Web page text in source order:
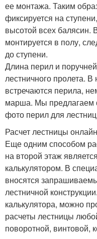
ее монтажа. Таким
фиксируется на
высотой всех балясин.
монтируется в полу,
до ступени.
Длина перил и
лестничного пролета.
встречаются перила,
марша. Мы предлагаем
фото перил для
Расчет лестницы
Еще одним способом
на второй этаж
калькулятором. В
вносятся
лестничной
калькулятора, можно
расчеты лестницы
поворотной, винтовой,